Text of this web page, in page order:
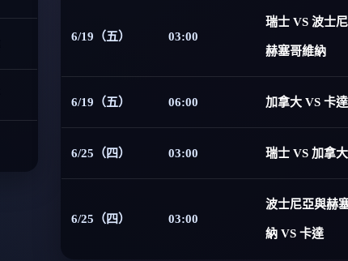
6/19（五） 03:00
瑞士 VS 波士
赫塞哥維納
6/19（五） 06:00 加拿大 VS 卡達
6/25（四） 03:00 瑞士 VS 加拿大
6/25（四） 03:00
波士尼亞與赫
納 VS 卡達